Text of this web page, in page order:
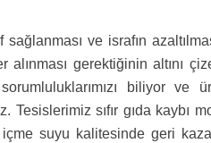
sağlanması ve israfın
alınması gerektiğinin altını
biliyor ve
Tesislerimiz sıfır gıda kaybı
içme suyu kalitesinde geri